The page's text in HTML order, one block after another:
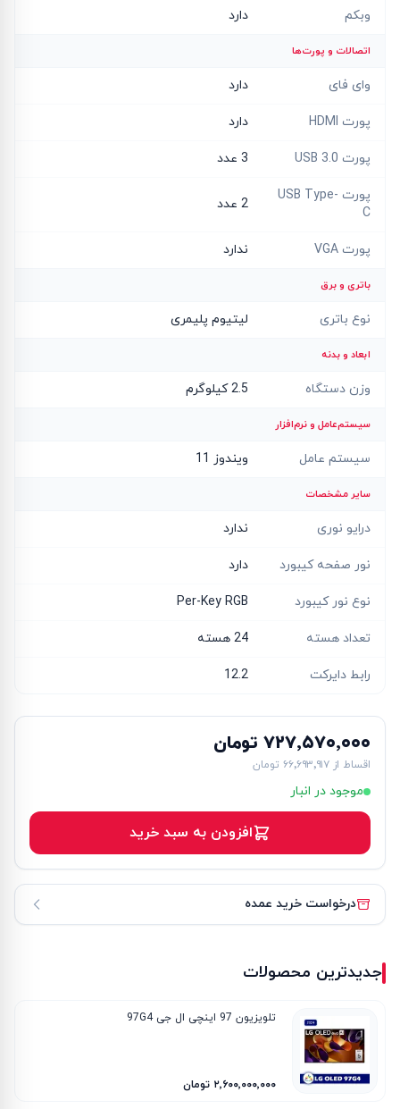
وبکم دارد
اتصالات و پورت‌ها
وای فای دارد
پورت HDMI دارد
پورت USB 3.0 3 عدد
پورت USB Type-
C
2 عدد
پورت VGA ندارد
باتری و برق
نوع باتری لیتیوم پلیمری
ابعاد و بدنه
وزن دستگاه 2.5 کیلوگرم
سیستم‌عامل و نرم‌افزار
سیستم عامل ویندوز 11
سایر مشخصات
درایو نوری ندارد
نور صفحه کیبورد دارد
نوع نور کیبورد Per-Key RGB
تعداد هسته 24 هسته
رابط دایرکت 12.2
۷۲۷٬۵۷۰٬۰۰۰ تومان
اقساط از ۶۶٬۶۹۳٬۹۱۷ تومان
موجود در انبار
افزودن به سبد خرید
درخواست خرید عمده
جدیدترین محصولات
تلویزیون 97 اینچی ال جی 97G4
۲٬۶۰۰٬۰۰۰٬۰۰۰ تومان